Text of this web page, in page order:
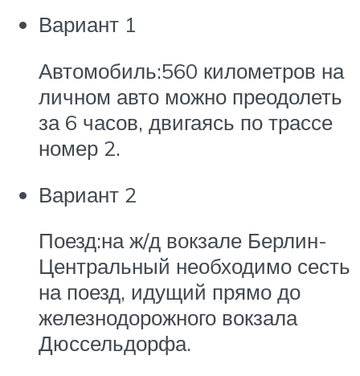
Вариант 1
Автомобиль:560 километров на
личном авто можно преодолеть
за 6 часов, двигаясь по трассе
номер 2.
Вариант 2
Поезд:на ж/д вокзале Берлин-
Центральный необходимо сесть
на поезд, идущий прямо до
железнодорожного вокзала
Дюссельдорфа.